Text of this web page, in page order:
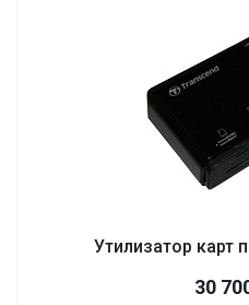
Утилизатор карт
30